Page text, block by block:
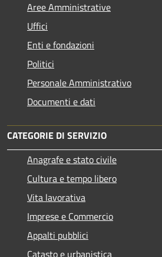
Aree Amministrative
Uffici
Enti e fondazioni
Politici
Personale Amministrativo
Documenti e dati
CATEGORIE DI SERVIZIO
Anagrafe e stato civile
Cultura e tempo libero
Vita lavorativa
Imprese e Commercio
Appalti pubblici